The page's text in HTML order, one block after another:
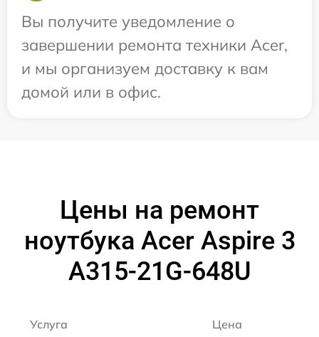
Вы получите уведомление о
завершении ремонта техники Acer,
и мы организуем доставку к вам
домой или в офис.
Цены на ремонт
ноутбука Acer Aspire 3
A315-21G-648U
Услуга Цена